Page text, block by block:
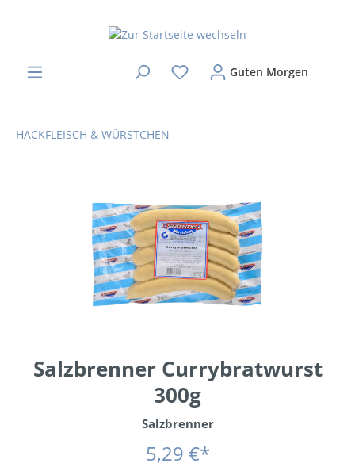
Guten Morgen
HACKFLEISCH & WÜRSTCHEN
Salzbrenner Currybratwurst
300g
Salzbrenner
5,29 €*